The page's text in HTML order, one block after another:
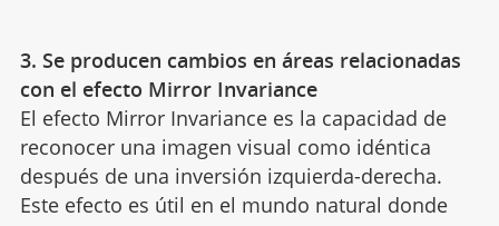
3. Se producen cambios en áreas relacionadas
con el efecto Mirror Invariance
El efecto Mirror Invariance es la capacidad de
reconocer una imagen visual como idéntica
después de una inversión izquierda-derecha.
Este efecto es útil en el mundo natural donde